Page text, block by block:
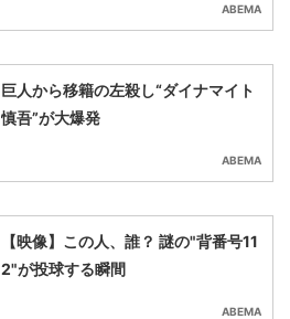
ABEMA
巨人から移籍の左殺し“ダイナマイト
慎吾”が大爆発
ABEMA
【映像】この人、誰？ 謎の"背番号11
2"が投球する瞬間
ABEMA